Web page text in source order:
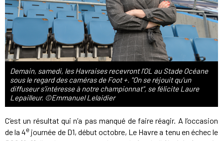
Demain, samedi, les Havraises recevront l'OL au Stade Océane
sous le regard des caméras de Foot +. "On se réjouit qu'un
diffuseur s'intéresse à notre championnat", se félicite Laure
Lepailleur. ©Emmanuel Lelaidier
C’est un résultat qui n’a pas manqué de faire réagir. A l’occasion
de la 4e journée de D1, début octobre, Le Havre a tenu en échec le